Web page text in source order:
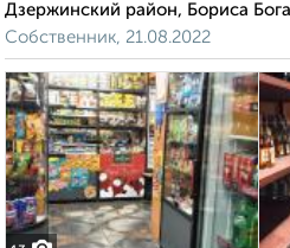
Дзержинский район, Бориса
Собственник, 21.08.2022